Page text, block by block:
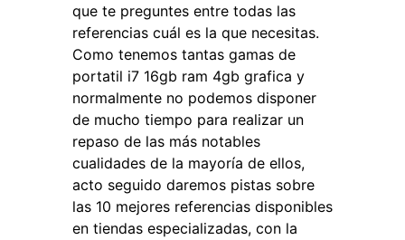
que te preguntes entre todas las
referencias cuál es la que necesitas.
Como tenemos tantas gamas de
portatil i7 16gb ram 4gb grafica y
normalmente no podemos disponer
de mucho tiempo para realizar un
repaso de las más notables
cualidades de la mayoría de ellos,
acto seguido daremos pistas sobre
las 10 mejores referencias disponibles
en tiendas especializadas, con la